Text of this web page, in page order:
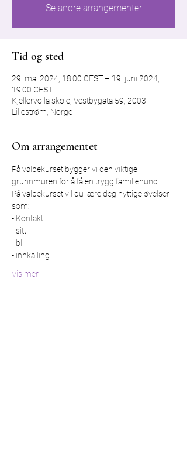
Se andre arrangementer
Tid og sted
29. mai 2024, 18:00 CEST – 19. juni 2024,
19:00 CEST
Kjellervolla skole, Vestbygata 59, 2003
Lillestrøm, Norge
Om arrangementet
På valpekurset bygger vi den viktige
grunnmuren for å få en trygg familiehund.
På valpekurset vil du lære deg nyttige øvelser
som:
- Kontakt
- sitt
- bli
- innkalling
Vis mer